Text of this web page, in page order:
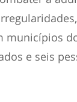
municípios
e seis